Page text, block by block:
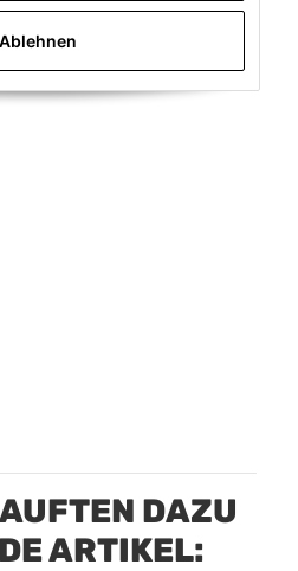
DAZU
ARTIKEL:
Ablehnen